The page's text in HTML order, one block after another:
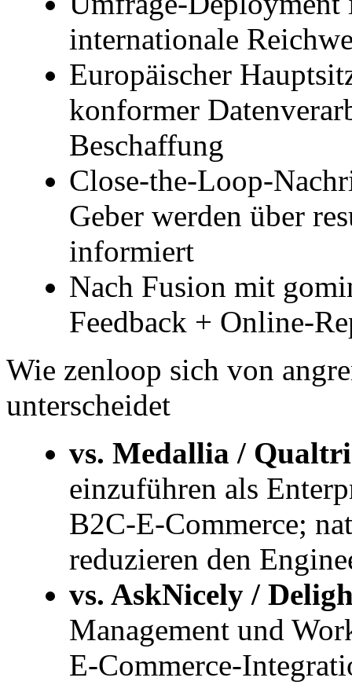
internationale
Europäischer
konformer
Beschaffung
Close-the-Loop-
Geber werden über
informiert
Nach Fusion mit
Feedback + Online-
Wie zenloop sich von
unterscheidet
vs. Medallia /
einzuführen als
B2C-E-Commerce;
reduzieren den
vs. AskNicely /
Management und
E-Commerce-